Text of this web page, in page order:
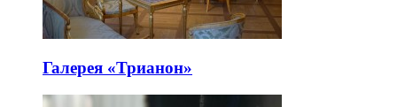
Галерея «Трианон»